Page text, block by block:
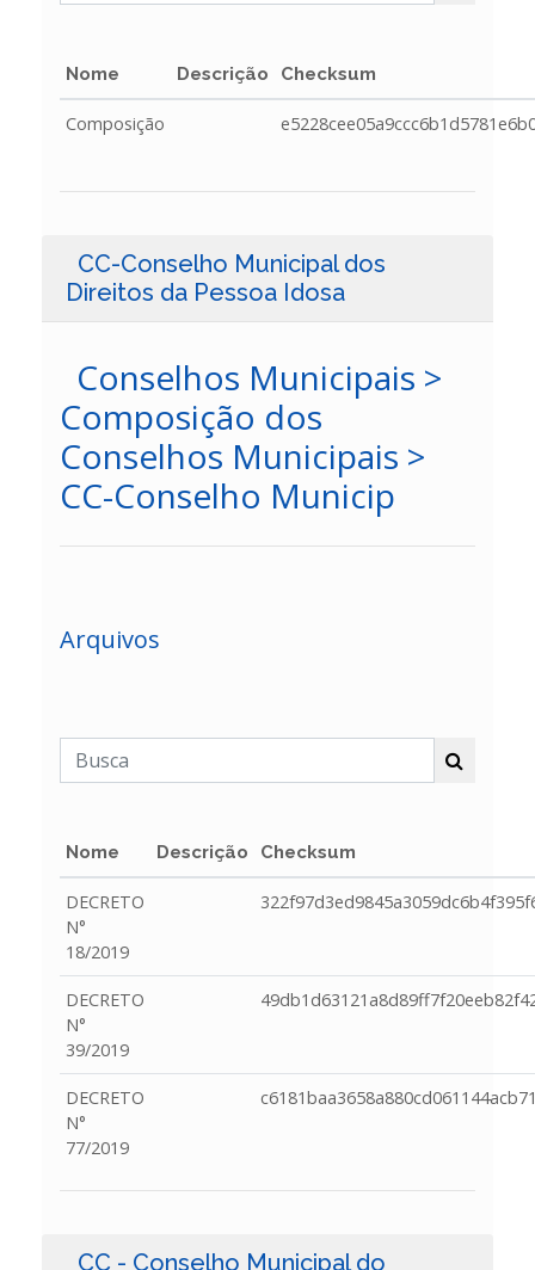
Nome Descrição Checksum
Composição
CC-Conselho Municipal dos
Direitos da Pessoa Idosa
Conselhos Municipais >
Composição dos
Conselhos Municipais >
CC-Conselho Municip
Arquivos
Nome Descrição Checksum
DECRETO
N°
18/2019
DECRETO
N°
39/2019
DECRETO
N°
77/2019
CC - Conselho Municipal do